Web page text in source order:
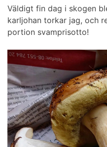
Väldigt fin dag i skogen
karljohan torkar jag, och
portion svamprisotto!